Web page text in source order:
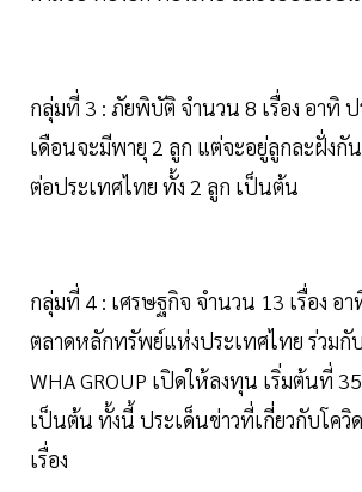
กลุ่มที่ 3 : ภัยพิบัติ จำนวน 8 เรื่อง อาทิ
เดือนจะมีพายุ 2 ลูก แต่จะอยู่ลูกละฝั่งกั
ต่อประเทศไทย ทั้ง 2 ลูก เป็นต้น
กลุ่มที่ 4 : เศรษฐกิจ จำนวน 13 เรื่อง อา
ตลาดหลักทรัพย์แห่งประเทศไทย ร่วมกั
WHA GROUP เปิดให้ลงทุน เริ่มต้นที่
เป็นต้น ทั้งนี้ ประเด็นข่าวที่เกี่ยวกับโควิ
เรื่อง